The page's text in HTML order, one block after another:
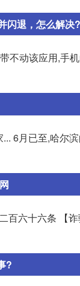
闪退，怎么解决?
不动该应用,手
6月已至,哈尔
百六十六条 【
?